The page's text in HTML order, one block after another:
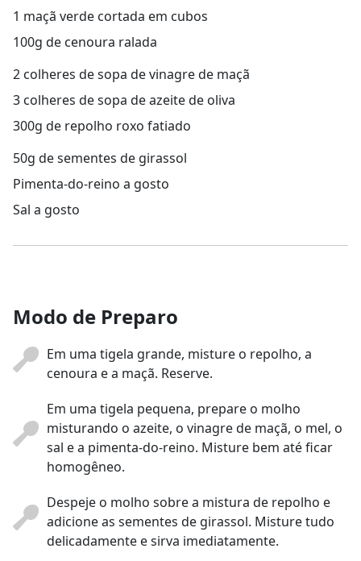
1 maçã verde cortada em cubos
100g de cenoura ralada
2 colheres de sopa de vinagre de maçã
3 colheres de sopa de azeite de oliva
300g de repolho roxo fatiado
50g de sementes de girassol
Pimenta-do-reino a gosto
Sal a gosto
Modo de Preparo
Em uma tigela grande, misture o repolho, a
cenoura e a maçã. Reserve.
Em uma tigela pequena, prepare o molho
misturando o azeite, o vinagre de maçã, o mel, o
sal e a pimenta-do-reino. Misture bem até ficar
homogêneo.
Despeje o molho sobre a mistura de repolho e
adicione as sementes de girassol. Misture tudo
delicadamente e sirva imediatamente.